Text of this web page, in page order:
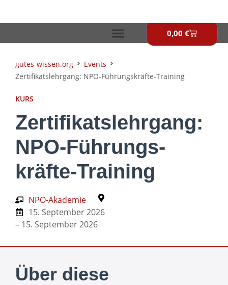
0,00 €
gutes-wissen.org
Events
Zertifikats­lehrgang: NPO-Führungs­kräfte-Training
KURS
Zertifikats­lehrgang:
NPO-Führungs­
kräfte-Training
NPO-Akademie
15. September 2026
– 15. September 2026
Über diese